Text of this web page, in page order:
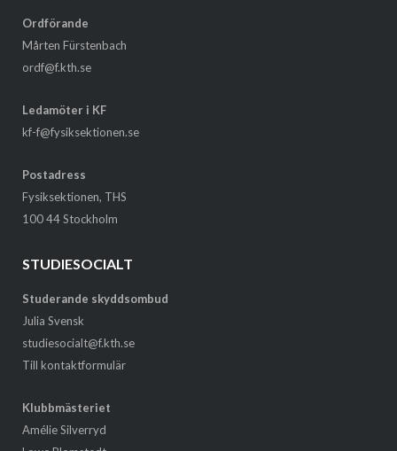
Ordförande
Mårten Fürstenbach
ordf@f.kth.se
Ledamöter i KF
kf-f@fysiksektionen.se
Postadress
Fysiksektionen, THS
100 44 Stockholm
STUDIESOCIALT
Studerande skyddsombud
Julia Svensk
studiesocialt@f.kth.se
Till kontaktformulär
Klubbmästeriet
Amélie Silverryd